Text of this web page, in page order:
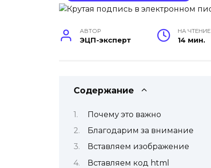
АВТОР
ЭЦП-эксперт
НА ЧТЕНИЕ
14 мин.
Содержание
Почему это важно
Благодарим за внимание
Вставляем изображение
Вставляем код html